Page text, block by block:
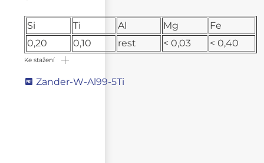
Si Ti Al Mg
Fe
0,20
0,10 rest < 0,03 < 0,40
Ke stažení
Zander-W-Al99-5Ti